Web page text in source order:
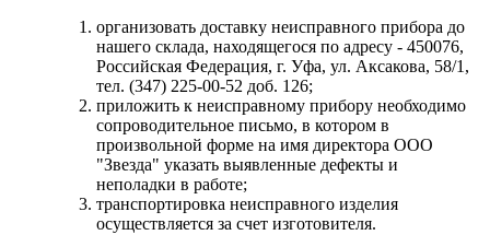
организовать доставку неисправного прибора до
нашего склада, находящегося по адресу - 450076,
Российская Федерация, г. Уфа, ул. Аксакова, 58/1,
тел. (347) 225-00-52 доб. 126;
приложить к неисправному прибору необходимо
сопроводительное письмо, в котором в
произвольной форме на имя директора ООО
"Звезда" указать выявленные дефекты и
неполадки в работе;
транспортировка неисправного изделия
осуществляется за счет изготовителя.